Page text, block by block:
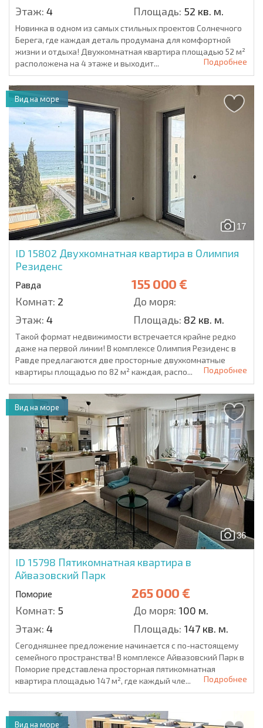
Этаж: 4 Площадь: 52 кв. м.
Новинка в одном из самых стильных проектов Солнечного
Берега, где каждая деталь продумана для комфортной
жизни и отдыха! Двухкомнатная квартира площадью 52 м²
расположена на 4 этаже и выходит...
Подробнее
17
ID 15802 Двухкомнатная квартира в Олимпия
Резиденс
Равда 155 000 €
Комнат: 2
До моря:
Этаж: 4 Площадь: 82 кв. м.
Вид на море
Такой формат недвижимости встречается крайне редко
даже на первой линии! В комплексе Олимпия Резиденс в
Равде предлагаются две просторные двухкомнатные
квартиры площадью по 82 м² каждая, распо...
Подробнее
36
ID 15798 Пятикомнатная квартира в
Айвазовский Парк
Поморие 265 000 €
Комнат: 5 До моря: 100 м.
Этаж: 4 Площадь: 147 кв. м.
Вид на море
Сегодняшнее предложение начинается с по-настоящему
семейного пространства! В комплексе Айвазовский Парк в
Поморие представлена просторная пятикомнатная
квартира площадью 147 м², где каждый чле...
Подробнее
Вид на море